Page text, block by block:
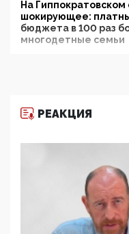
На
шокирующее:
бюджета в 100 раз
многодетные семьи
11:53, 09 Июня 2026
деятельность ИИТО
цифроглобалисты
повестку в
09:43, 01 Июня 2026
5G за счет
отобрать у
защищать жилые
РЕАКЦИЯ